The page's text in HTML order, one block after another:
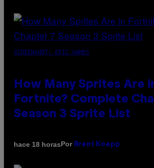
SCREENSHOT: EPIC GAMES
How Many Sprites Are
Fortnite? Complete
Season 3 Sprite List
hace 18 horasPor Brent Koepp